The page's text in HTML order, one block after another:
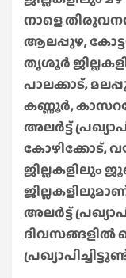
നാളെ
ആലപ്പുഴ,
തൃശൂർ
പാലക്കാട്,
കണ്ണൂർ,
അലർട്ട്
കോഴിക്കോട്,
അലർട്ട്
ദിവസങ്ങളിൽ